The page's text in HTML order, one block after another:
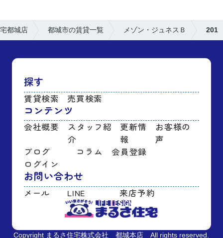
都城店 都城市の賃貸一覧 メゾン・ジュネスＢ 201
探す
賃貸検索 売買検索
コンテンツ
会社概要
スタッフ紹
介
更新情
報
お客様の
声
ブログ
コラム
会員登録
ログイン
お問い合わせ
メール LINE 来店予約
Copyright まるさ住宅株式会社 都城本店 All rights reserved.